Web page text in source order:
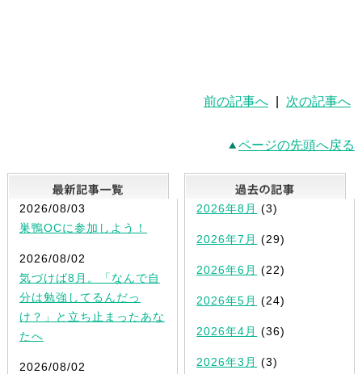
前の記事へ 次の記事へ
ページの先頭へ戻る
最新記事一覧
2026/08/03
巣鴨OCに参加しよう！
2026/08/02
気づけば8月。「なんで自
分は勉強してるんだっ
け？」と立ち止まったあな
たへ
2026/08/02
2026年8月 (3)
2026年7月 (29)
2026年6月 (22)
2026年5月 (24)
2026年4月 (36)
2026年3月 (3)